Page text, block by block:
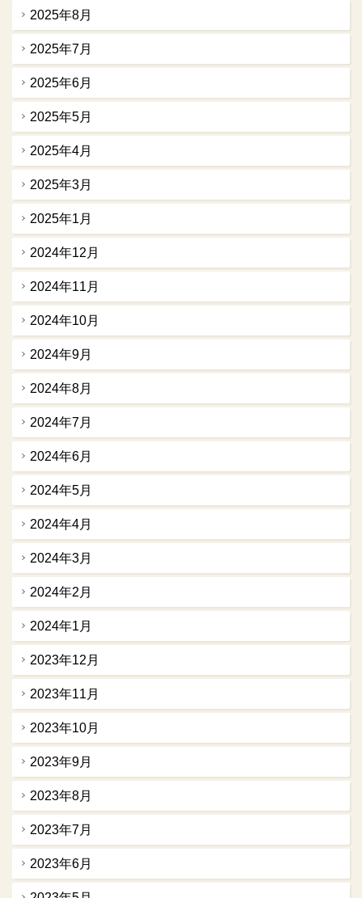
2025年8月
2025年7月
2025年6月
2025年5月
2025年4月
2025年3月
2025年1月
2024年12月
2024年11月
2024年10月
2024年9月
2024年8月
2024年7月
2024年6月
2024年5月
2024年4月
2024年3月
2024年2月
2024年1月
2023年12月
2023年11月
2023年10月
2023年9月
2023年8月
2023年7月
2023年6月